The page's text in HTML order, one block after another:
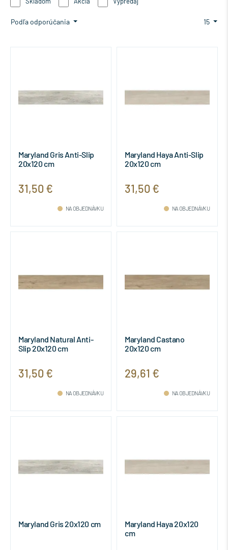
Podľa odporúčania 15
Maryland Gris Anti-Slip
20x120 cm
31,50 €
NA OBJEDNÁVKU
Maryland Haya Anti-Slip
20x120 cm
31,50 €
NA OBJEDNÁVKU
Maryland Natural Anti-
Slip 20x120 cm
31,50 €
NA OBJEDNÁVKU
Maryland Castano
20x120 cm
29,61 €
NA OBJEDNÁVKU
Maryland Gris 20x120 cm
Maryland Haya 20x120
cm